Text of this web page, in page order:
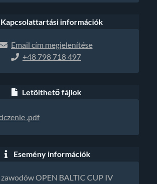
Kapcsolattartási információk
Email cím megjelenítése
+48 798 718 497
Letölthető fájlok
.pdf
Esemény információk
OPEN BALTIC CUP IV